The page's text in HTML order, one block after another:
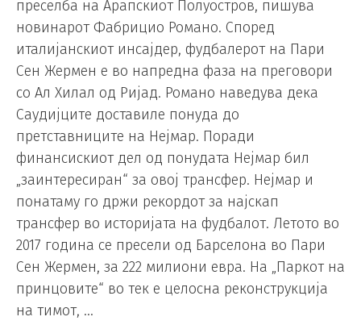
преселба на Арапскиот Полуостров, пишува
новинарот Фабрицио Романо. Според
италијанскиот инсајдер, фудбалерот на Пари
Сен Жермен е во напредна фаза на преговори
со Ал Хилал од Ријад. Романо наведува дека
Саудијците доставиле понуда до
претставниците на Нејмар. Поради
финансискиот дел од понудата Нејмар бил
„заинтересиран“ за овој трансфер. Нејмар и
понатаму го држи рекордот за најскап
трансфер во историјата на фудбалот. Летото во
2017 година се пресели од Барселона во Пари
Сен Жермен, за 222 милиони евра. На „Паркот на
принцовите“ во тек е целосна реконструкција
на тимот, …